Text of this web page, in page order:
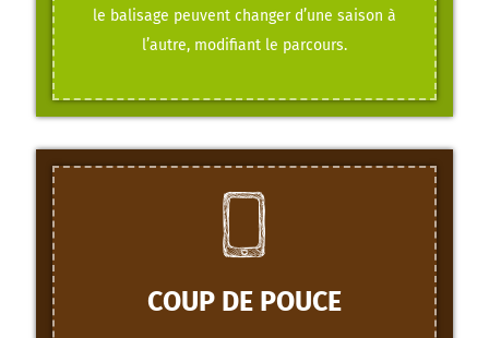
le balisage peuvent changer d’une saison à
l’autre, modifiant le parcours.
COUP DE POUCE